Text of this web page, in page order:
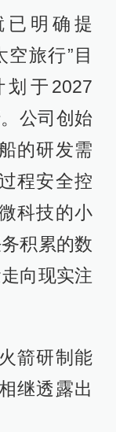
明确提
空旅行”目
于2027
公司创始
的研发需
程安全控
科技的小
积累的数
向现实注
箭研制能
继透露出